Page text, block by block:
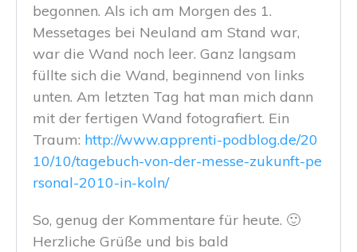
begonnen. Als ich am Morgen des 1.
Messetages bei Neuland am Stand war,
war die Wand noch leer. Ganz langsam
füllte sich die Wand, beginnend von links
unten. Am letzten Tag hat man mich dann
mit der fertigen Wand fotografiert. Ein
Traum: http://www.apprenti-podblog.de/20
10/10/tagebuch-von-der-messe-zukunft-pe
rsonal-2010-in-koln/
So, genug der Kommentare für heute. 🙂
Herzliche Grüße und bis bald